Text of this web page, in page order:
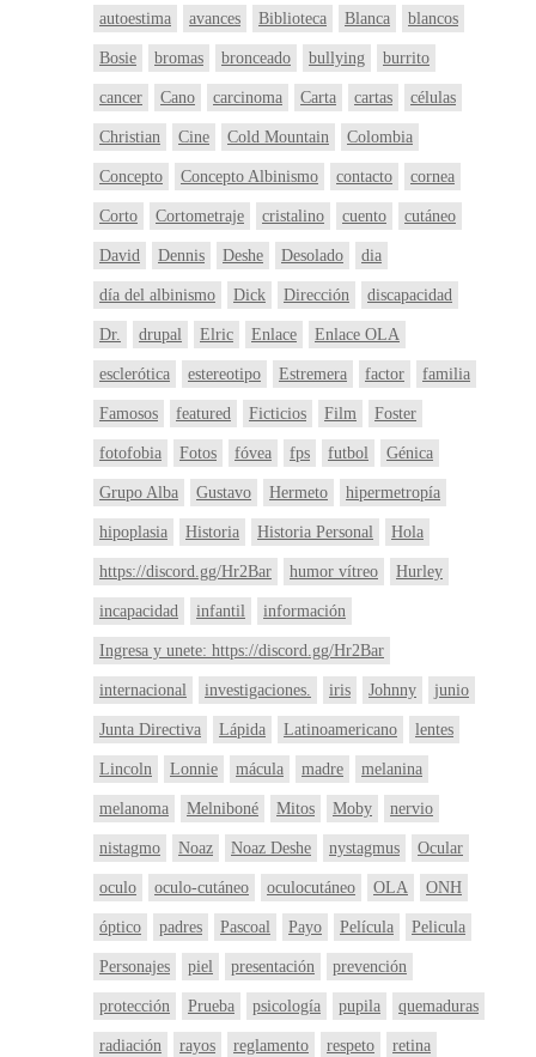
autoestima avances Biblioteca Blanca blancos
Bosie bromas bronceado bullying burrito
cancer Cano carcinoma Carta cartas células
Christian Cine Cold Mountain Colombia
Concepto Concepto Albinismo contacto cornea
Corto Cortometraje cristalino cuento cutáneo
David Dennis Deshe Desolado dia
día del albinismo Dick Dirección discapacidad
Dr. drupal Elric Enlace Enlace OLA
esclerótica estereotipo Estremera factor familia
Famosos featured Ficticios Film Foster
fotofobia Fotos fóvea fps futbol Génica
Grupo Alba Gustavo Hermeto hipermetropía
hipoplasia Historia Historia Personal Hola
https://discord.gg/Hr2Bar humor vítreo Hurley
incapacidad infantil información
Ingresa y unete: https://discord.gg/Hr2Bar
internacional investigaciones. iris Johnny junio
Junta Directiva Lápida Latinoamericano lentes
Lincoln Lonnie mácula madre melanina
melanoma Melniboné Mitos Moby nervio
nistagmo Noaz Noaz Deshe nystagmus Ocular
oculo oculo-cutáneo oculocutáneo OLA ONH
óptico padres Pascoal Payo Película Pelicula
Personajes piel presentación prevención
protección Prueba psicología pupila quemaduras
radiación rayos reglamento respeto retina